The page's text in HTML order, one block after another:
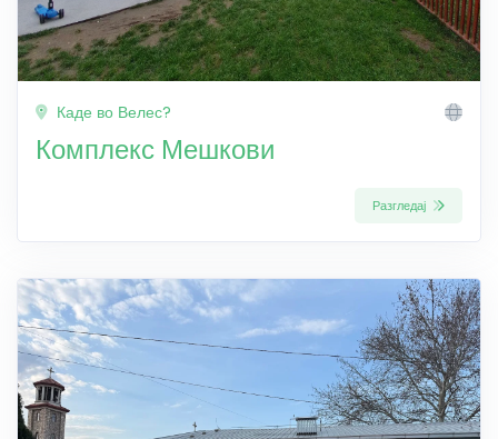
Каде во Велес?
Комплекс Мешкови
Разгледај